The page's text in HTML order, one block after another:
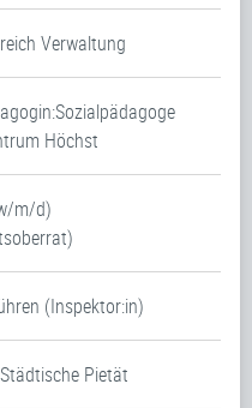
Verwaltung
Höchst
m/d)
(Inspektor:in)
Pietät